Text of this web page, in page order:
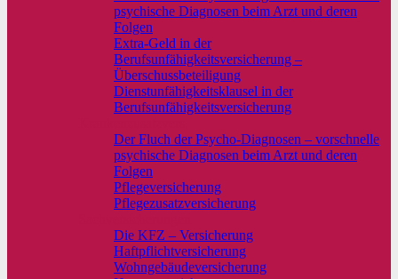
psychische Diagnosen beim Arzt und deren
Folgen
Extra-Geld in der
Berufsunfähigkeitsversicherung –
Überschussbeteiligung
Dienstunfähigkeitsklausel in der
Berufsunfähigkeitsversicherung
Der Fluch der Psycho-Diagnosen – vorschnelle
psychische Diagnosen beim Arzt und deren
Folgen
Pflegeversicherung
Pflegezusatzversicherung
Die KFZ – Versicherung
Haftpflichtversicherung
Wohngebäudeversicherung